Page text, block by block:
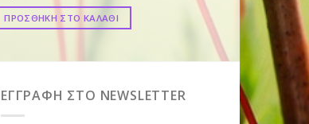
ΠΡΟΣΘΗΚΗ ΣΤΟ ΚΑΛΑΘΙ ΠΡΟΣΘΗΚΗ ΣΤΟ
ΕΓΓΡΑΦΗ ΣΤΟ NEWSLETTER